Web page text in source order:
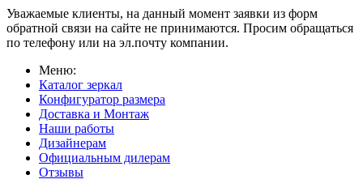
Уважаемые клиенты, на данный момент заявки из форм
обратной связи на сайте не принимаются. Просим обращаться
по телефону или на эл.почту компании.
Меню:
Каталог зеркал
Конфигуратор размера
Доставка и Монтаж
Наши работы
Дизайнерам
Официальным дилерам
Отзывы